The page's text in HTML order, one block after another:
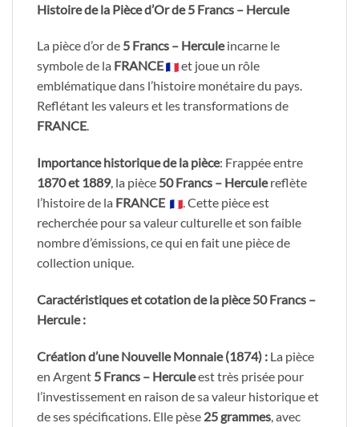
Histoire de la Pièce d’Or de 5 Francs – Hercule
La pièce d’or de 5 Francs – Hercule incarne le
symbole de la FRANCE
et joue un rôle
emblématique dans l’histoire monétaire du pays.
Reflétant les valeurs et les transformations de
FRANCE.
Importance historique de la pièce: Frappée entre
1870 et 1889, la pièce 50 Francs – Herculereflète
l’histoire de la FRANCE
. Cette pièce est
recherchée pour sa valeur culturelle et son faible
nombre d’émissions, ce qui en fait une pièce de
collection unique.
Caractéristiques et cotation de la pièce 50 Francs –
Hercule :
Création d’une Nouvelle Monnaie (1874) : La pièce
en Argent 5 Francs – Herculeest très prisée pour
l’investissement en raison de sa valeur historique et
de ses spécifications. Elle pèse 25 grammes , avec